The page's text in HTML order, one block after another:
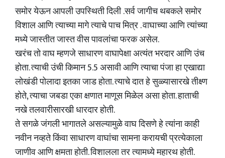
समोर येऊन आपली उपस्थिती दिली .सर्व जागीच थबकले समोर
विशाल आणि त्याच्या मागे त्याचे पाच मित्र . वाघाच्या आणि त्यांच्या
मध्ये जास्तीत जास्त वीस पावलांचा फरक असेल.
खरंच तो वाघ म्हणजे साधारण वाघापेक्षा अत्यंत भरदार आणि उंच
होता. त्याची उंची किमान 5.5 असावी आणि त्याचा पंजा हा एखाद्या
लोखंडी पोलादा इतका जाड होता. त्याचे दात हे सुळ्यासारखे तीक्ष्ण
होते, त्याचा जबडा एका क्षणात माणूस मिळेल असा होता. हाताची
नखे तलवारीसारखी धारदार होती.
ते सगळे जंगली भागातले असल्यामुळे वाघ दिसणे हे त्यांना काही
नवीन नव्हते किंवा साधारण वाघांचा सामना करायची प्रत्येकाला
जाणीव आणि क्षमता होती. विशालला तर त्यामध्ये महारथ होती.